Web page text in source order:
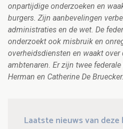
onpartijdige onderzoeken en
burgers. Zijn aanbevelingen
administraties en de wet. De
onderzoekt ook misbruik en
overheidsdiensten en waakt over
ambtenaren. Er zijn twee
Herman en Catherine De Bruecker.
Laatste nieuws van deze